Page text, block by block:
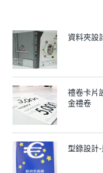
資料夾設
禮卷卡片
金禮卷
型錄設計